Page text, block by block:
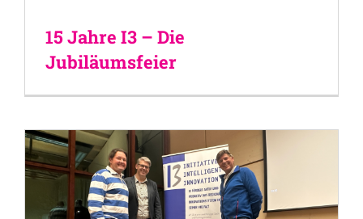
15 Jahre I3 – Die
Jubiläumsfeier